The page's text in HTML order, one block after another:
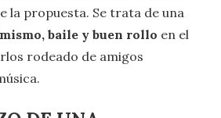
la propuesta. Se trata de una
baile y buen rollo en el
rodeado de amigos